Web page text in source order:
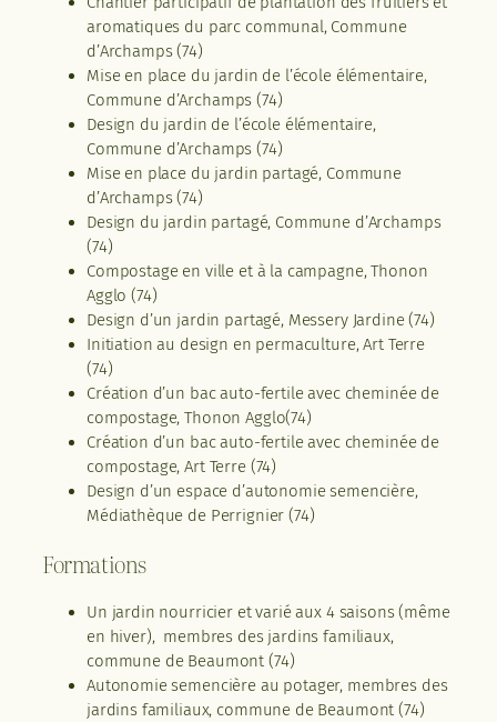
aromatiques du parc communal, Commune
d’Archamps (74)
Mise en place du jardin de l’école élémentaire,
Commune d’Archamps (74)
Design du jardin de l’école élémentaire,
Commune d’Archamps (74)
Mise en place du jardin partagé, Commune
d’Archamps (74)
Design du jardin partagé, Commune d’Archamps
(74)
Compostage en ville et à la campagne, Thonon
Agglo (74)
Design d’un jardin partagé, Messery Jardine (74)
Initiation au design en permaculture, Art Terre
(74)
Création d’un bac auto-fertile avec cheminée de
compostage, Thonon Agglo(74)
Création d’un bac auto-fertile avec cheminée de
compostage, Art Terre (74)
Design d’un espace d’autonomie semencière,
Médiathèque de Perrignier (74)
Formations
Un jardin nourricier et varié aux 4 saisons (même
en hiver), membres des jardins familiaux,
commune de Beaumont (74)
Autonomie semencière au potager, membres des
jardins familiaux, commune de Beaumont (74)